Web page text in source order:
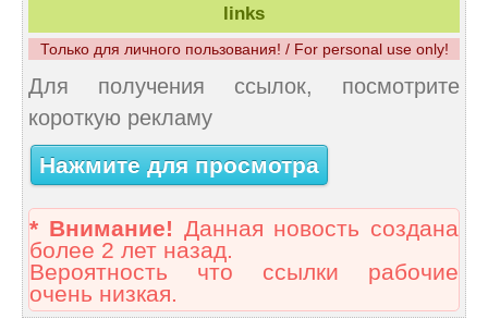
links
Только для личного пользования! / For personal use only!
Для получения ссылок, посмотрите
короткую рекламу
Нажмите для просмотра
* Внимание! Данная новость создана
более 2 лет назад.
Вероятность что ссылки рабочие
очень низкая.